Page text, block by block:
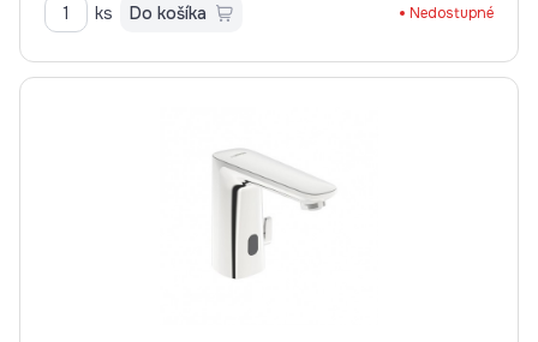
ks Do košíka Nedostupné